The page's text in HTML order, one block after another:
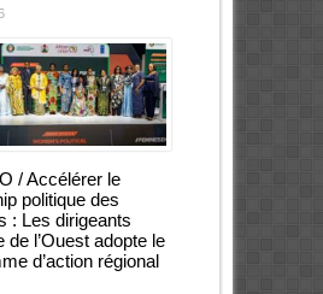
/ Accélérer le
politique des
: Les dirigeants
de l’Ouest adopte le
d’action régional